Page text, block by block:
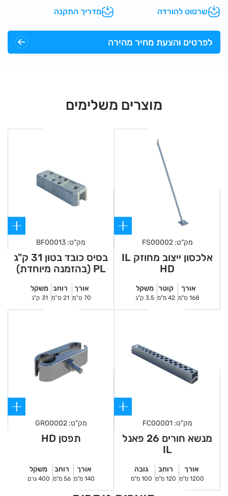
שרטוט להורדה מדריך התקנה
לפרטים והצעת מחיר מהירה
מוצרים משלימים
מק"ט: FS00002
אלכסון ייצוב מחוזק IL
HD
אורך
168 ס"מ
קוטר
42 מ"מ
משקל
3.5 ק"ג
מק"ט: BF00013
בסיס כובד בטון 31 ק"ג
PL (בהזמנה מיוחדת)
אורך
70 ס”מ
רוחב
21 ס”מ
משקל
31 ק"ג
מק"ט: FC00001
מנשא חורים 26 פאנל
IL
אורך
1200 מ"מ
רוחב
120 מ"מ
גובה
100 מ"מ
מק"ט: GR00002
תפסן HD
אורך
140 מ"מ
רוחב
56 מ"מ
משקל
400 גרם